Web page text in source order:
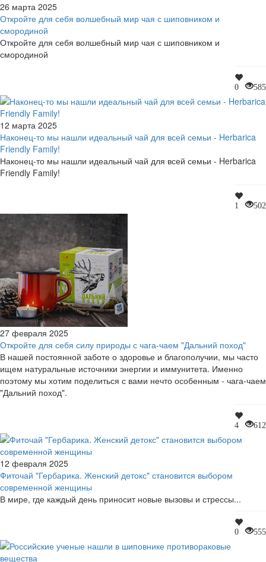
26 марта 2025
Откройте для себя волшебный мир чая с шиповником и
смородиной
Откройте для себя волшебный мир чая с шиповником и
смородиной
0 585
12 марта 2025
Наконец-то мы нашли идеальный чай для всей семьи - Herbarica
Friendly Family!
Наконец-то мы нашли идеальный чай для всей семьи - Herbarica
Friendly Family!
1 502
27 февраля 2025
Откройте для себя силу природы с чага-чаем "Дальний поход"
В нашей постоянной заботе о здоровье и благополучии, мы часто
ищем натуральные источники энергии и иммунитета. Именно
поэтому мы хотим поделиться с вами нечто особенным - чага-чаем
"Дальний поход".
4 612
12 февраля 2025
Фиточай "Гербарика. Женский детокс" становится выбором
современной женщины
В мире, где каждый день приносит новые вызовы и стрессы...
0 555